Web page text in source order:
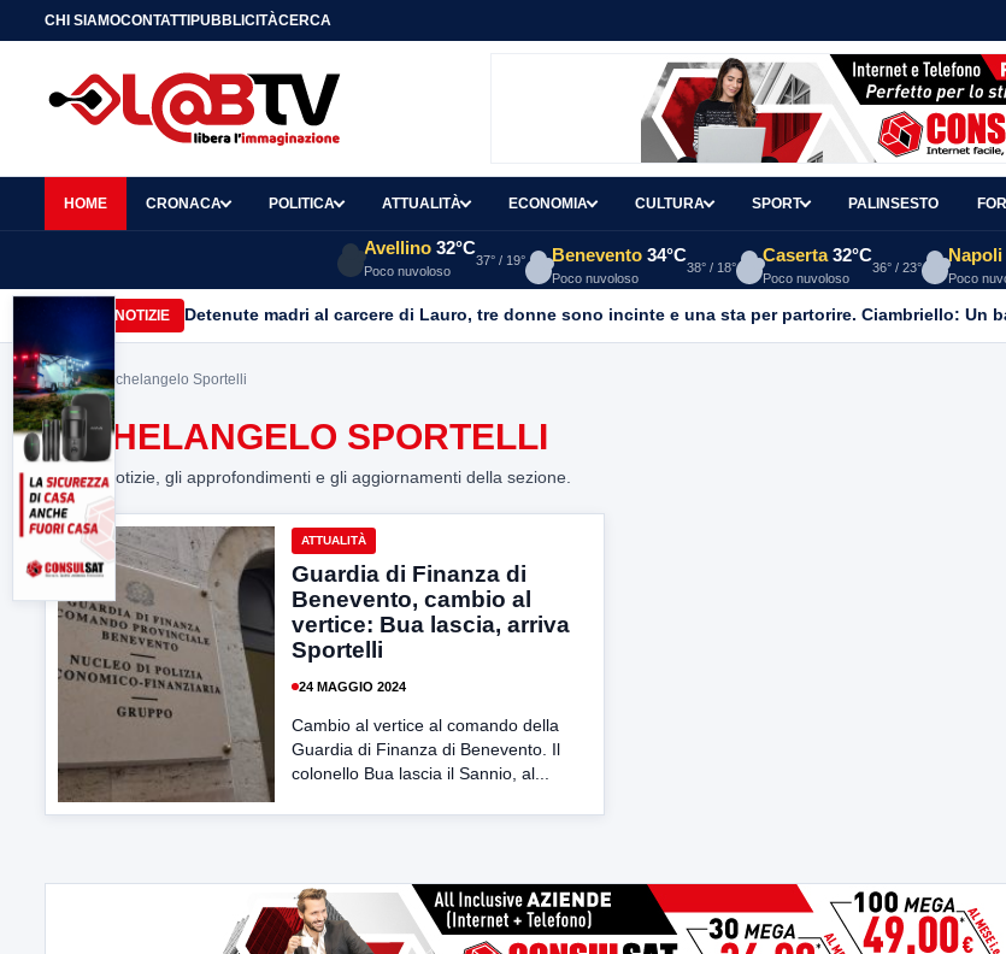
CHI SIAMOCONTATTIPUBBLICITÀCERCA
HOME CRONACA POLITICA ATTUALITÀ ECONOMIA CULTURA SPORT PALINSESTO
Avellino 32°C
Poco nuvoloso
37° / 19° Benevento 34°C
Poco nuvoloso
38° / 18°
Caserta 32°C
Poco nuvoloso
36° / 23°
Napoli
Poco
ULTIME NOTIZIE Detenute madri al carcere di Lauro, tre donne sono incinte e una sta per partorire. Ciambriello: Un
Home> Michelangelo Sportelli
MICHELANGELO SPORTELLI
Tutte le notizie, gli approfondimenti e gli aggiornamenti della sezione.
ATTUALITÀ
Guardia di Finanza di
Benevento, cambio al
vertice: Bua lascia, arriva
Sportelli
24 MAGGIO 2024
Cambio al vertice al comando della
Guardia di Finanza di Benevento. Il
colonello Bua lascia il Sannio, al...